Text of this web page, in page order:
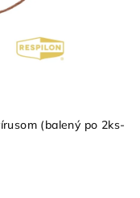
(balený po 2ks-